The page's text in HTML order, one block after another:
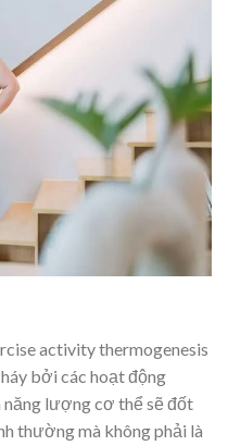
activity thermogenesis
bởi các hoạt động
năng lượng cơ thể sẽ đốt
thường mà không phải là